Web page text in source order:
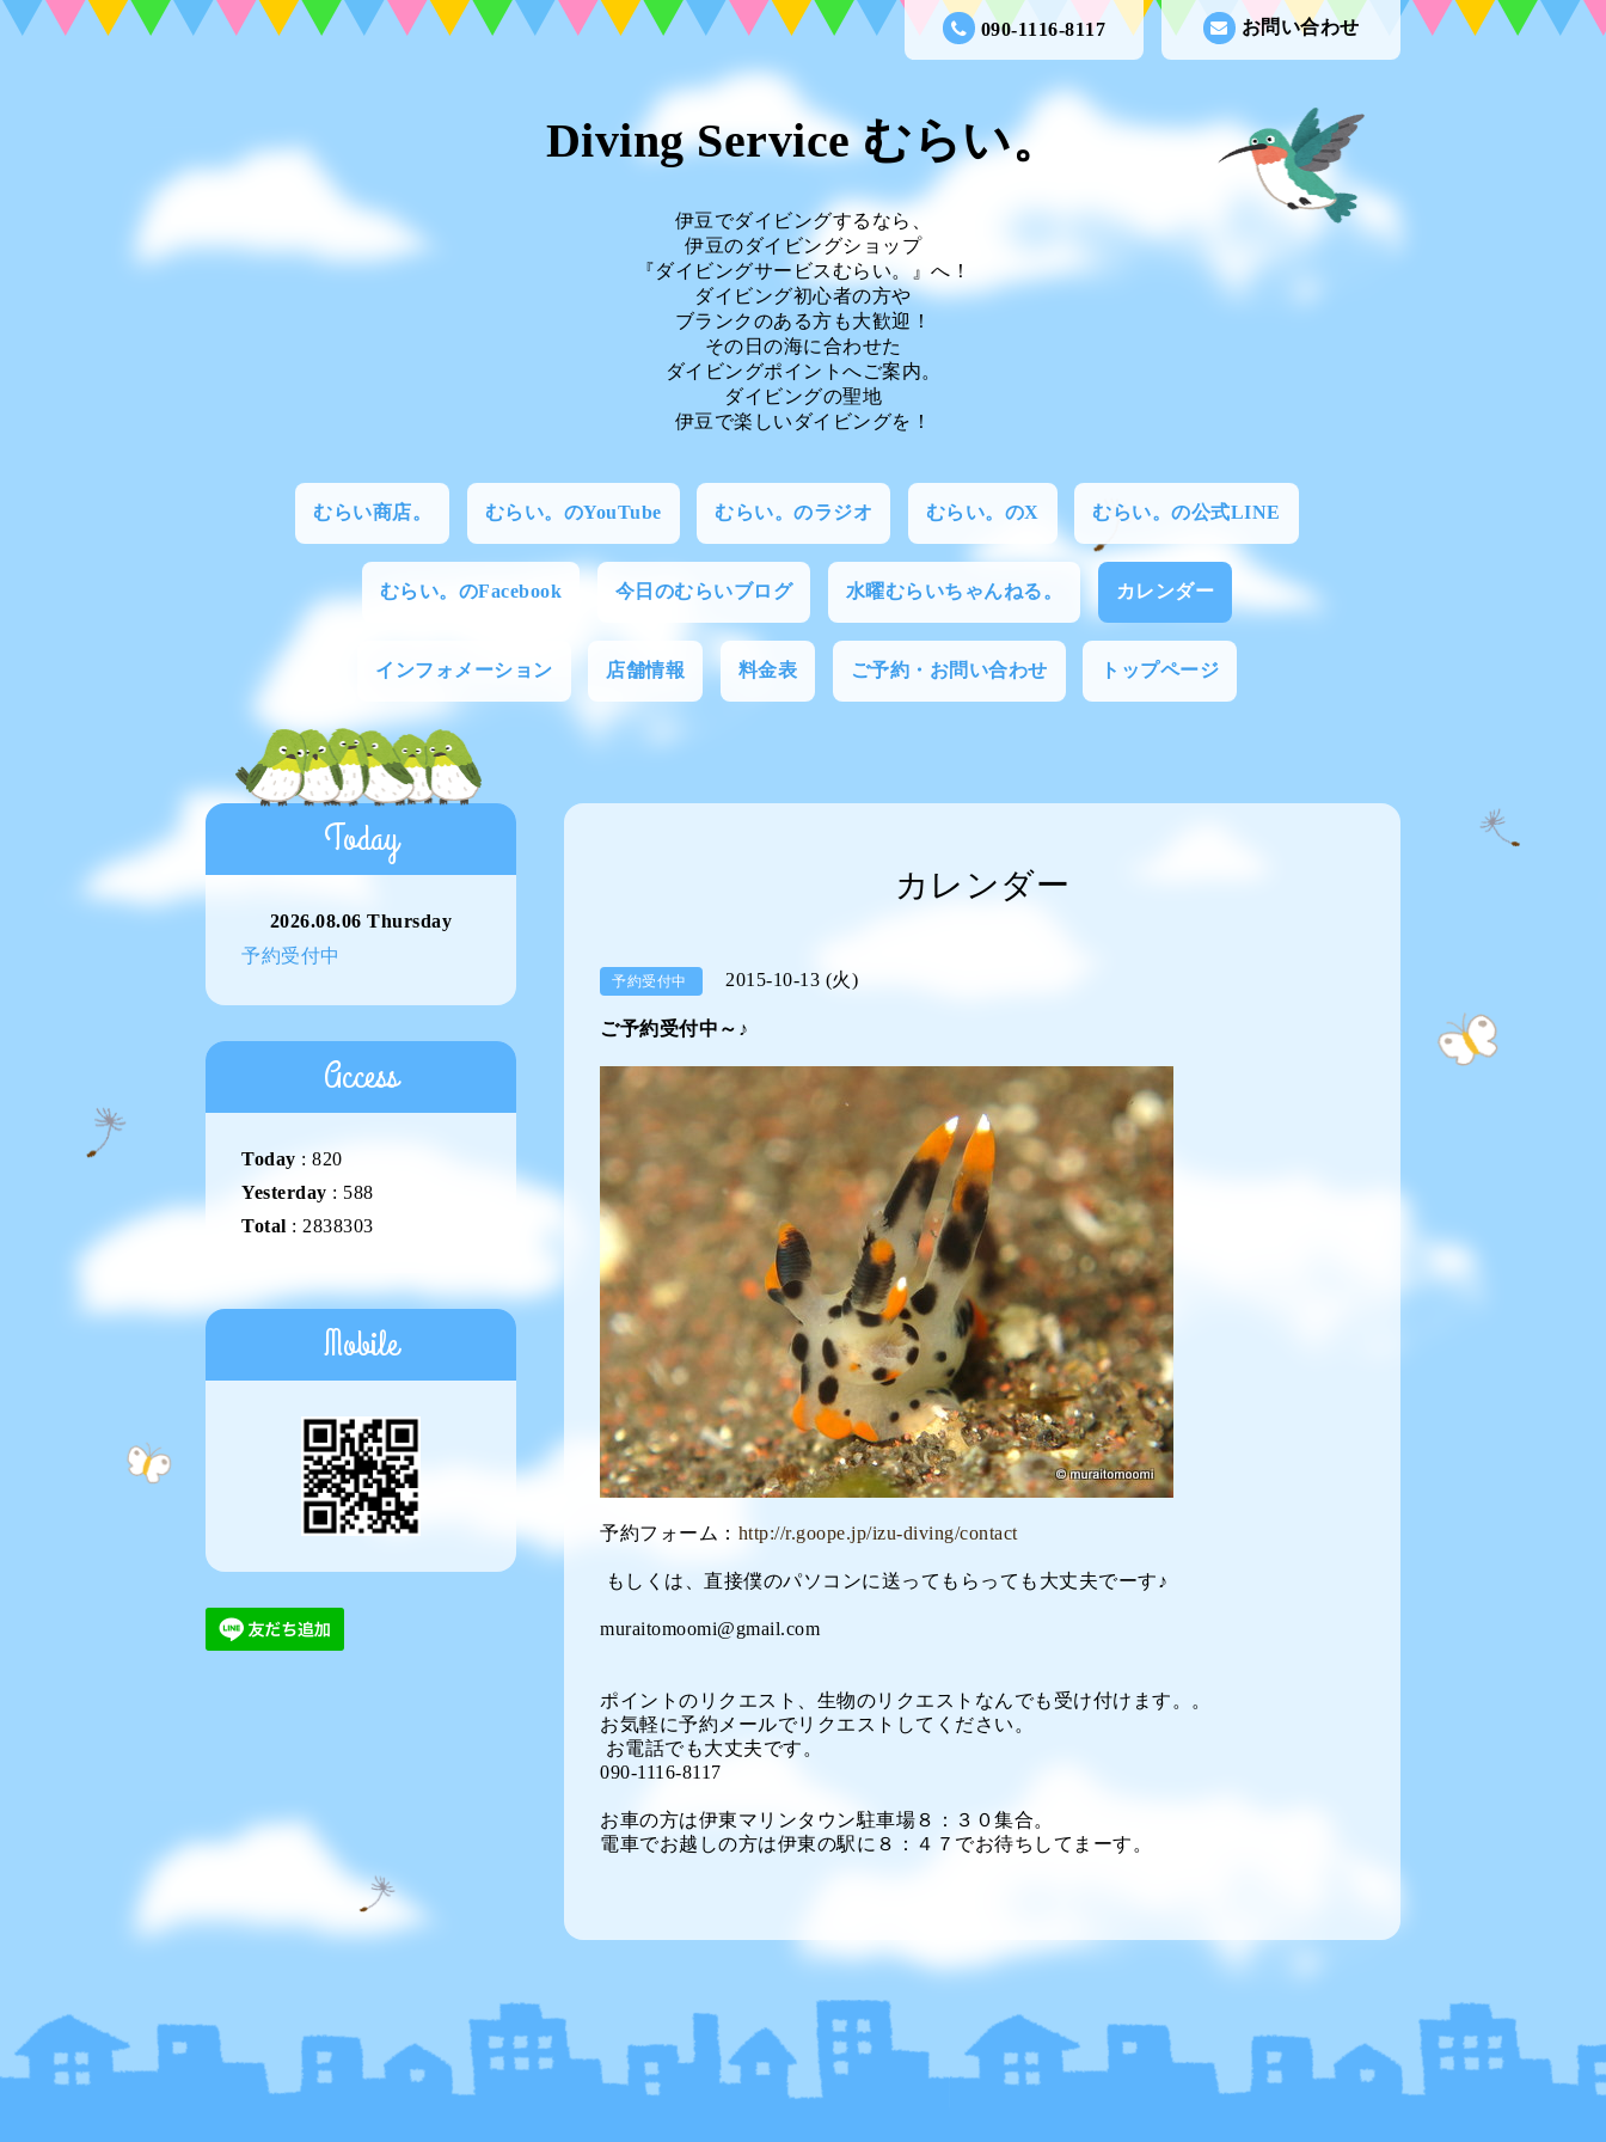
お問い合わせ
090-1116-8117
Diving Service むらい。
伊豆でダイビングするなら、
伊豆のダイビングショップ
『ダイビングサービスむらい。』へ！
ダイビング初心者の方や
ブランクのある方も大歓迎！
その日の海に合わせた
ダイビングポイントへご案内。
ダイビングの聖地
伊豆で楽しいダイビングを！
むらい商店。 むらい。のYouTube むらい。のラジオ むらい。のX むらい。の公式LINE
むらい。のFacebook 今日のむらいブログ 水曜むらいちゃんねる。 カレンダー
インフォメーション 店舗情報 料金表 ご予約・お問い合わせ トップページ
カレンダー
予約受付中 2015-10-13 (火)
ご予約受付中～♪
予約フォーム： http://r.goope.jp/izu-diving/contact
もしくは、直接僕のパソコンに送ってもらっても大丈夫でーす♪
muraitomoomi@gmail.com
ポイントのリクエスト、生物のリクエストなんでも受け付けます。。
お気軽に予約メールでリクエストしてください。
お電話でも大丈夫です。
090-1116-8117
お車の方は伊東マリンタウン駐車場８：３０集合。
電車でお越しの方は伊東の駅に８：４７でお待ちしてまーす。
Today
2026.08.06 Thursday
予約受付中
Access
Today : 820
Yesterday : 588
Total : 2838303
Mobile